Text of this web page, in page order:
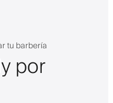
tu barbería
por